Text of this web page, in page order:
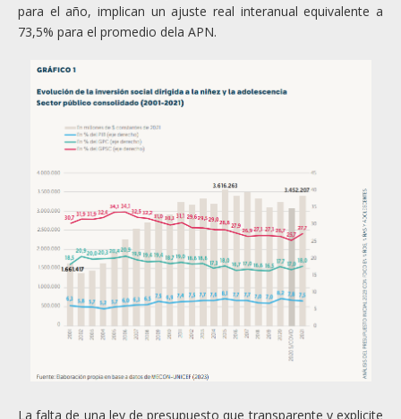
para el año, implican un ajuste real interanual equivalente a
73,5% para el promedio dela APN.
La falta de una ley de presupuesto que transparente y explicite